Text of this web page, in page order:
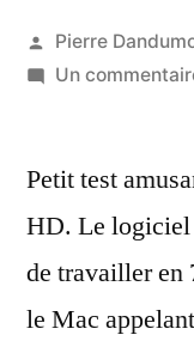
Publié
par
Pierre
Un
Petit test
HD. Le logiciel
de travailler en
le Mac